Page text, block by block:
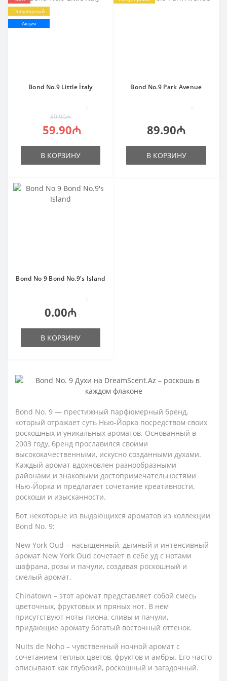
Популярный
Акция
Bond No.9 Little İtaly
89.90₼
59.90₼
В КОРЗИНУ
Bond No.9 Park Avenue
89.90₼
В КОРЗИНУ
Bond No 9 Bond No.9's Island
0.00₼
В КОРЗИНУ
Bond No. 9 — престижный парфюмерный бренд,
который отражает суть Нью-Йорка посредством своих
роскошных и уникальных ароматов. Основанный в
2003 году, бренд прославился своими
высококачественными, искусно созданными духами.
Каждый аромат вдохновлен разнообразными
районами и знаковыми достопримечательностями
Нью-Йорка и предлагает сочетание креативности,
роскоши и изысканности.
Вот некоторые из выдающихся ароматов из коллекции
Bond No. 9:
New York Oud – насыщенный, дымный и интенсивный
аромат New York Oud сочетает в себе уд с нотами
шафрана, розы и пачули, создавая роскошный и
смелый аромат.
Chinatown – этот аромат представляет собой смесь
цветочных, фруктовых и пряных нот. В нем
присутствуют ноты пиона, сливы и пачули,
придающие аромату богатый восточный оттенок.
Nuits de Noho – чувственный ночной аромат с
сочетанием теплых цветов, фруктов и амбры. Его часто
описывают как глубокий, роскошный и загадочный.